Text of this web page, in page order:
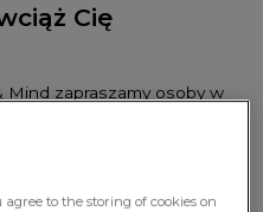
Cię
zapraszamy osoby w
agree to the storing of cookies on